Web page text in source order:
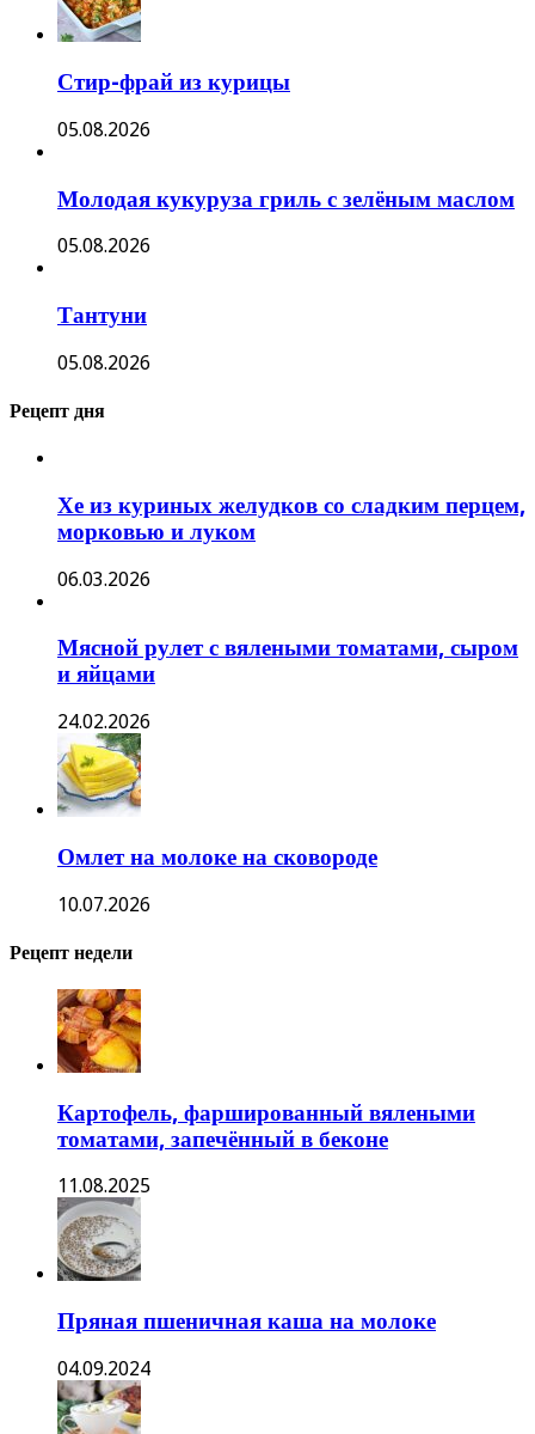
Стир-фрай из курицы
05.08.2026
Молодая кукуруза гриль с зелёным маслом
05.08.2026
Тантуни
05.08.2026
Рецепт дня
Хе из куриных желудков со сладким перцем,
морковью и луком
06.03.2026
Мясной рулет с вялеными томатами, сыром
и яйцами
24.02.2026
Омлет на молоке на сковороде
10.07.2026
Рецепт недели
Картофель, фаршированный вялеными
томатами, запечённый в беконе
11.08.2025
Пряная пшеничная каша на молоке
04.09.2024